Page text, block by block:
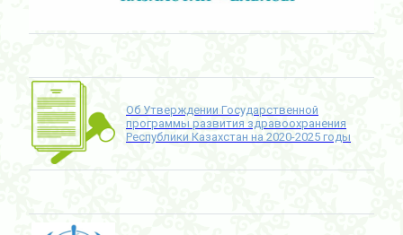
Об Утверждении Государственной
программы развития здравоохранения
Республики Казахстан на 2020-2025 годы